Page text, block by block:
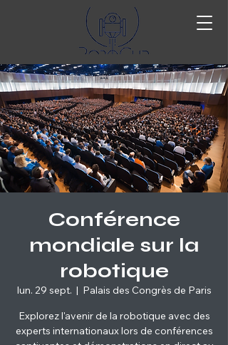
Conférence
mondiale sur la
robotique
lun. 29 sept.
  |
Palais des Congrès de Paris
Explorez l'avenir de la robotique avec des
experts internationaux lors de conférences